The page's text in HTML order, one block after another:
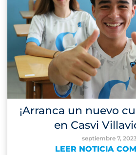
¡Arranca un nuevo
en Casvi
septiembre 7,
LEER NOTICIA